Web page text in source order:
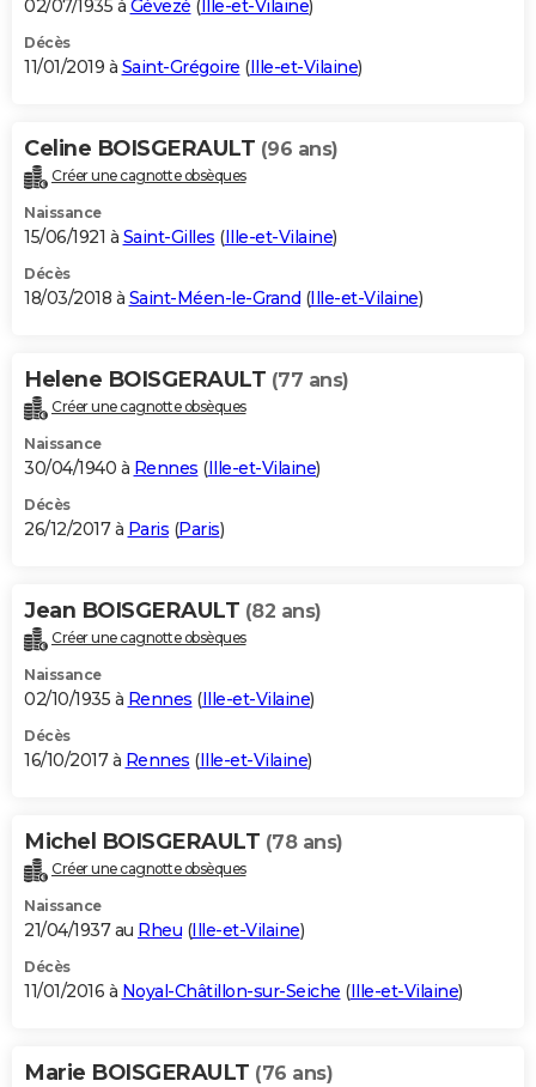
02/07/1935 à Gévezé ( Ille-et-Vilaine)
Décès
11/01/2019 à Saint-Grégoire (Ille-et-Vilaine)
Celine BOISGERAULT (96 ans)
Créer une cagnotte obsèques
Naissance
15/06/1921 à Saint-Gilles (Ille-et-Vilaine)
Décès
18/03/2018 à Saint-Méen-le-Grand (Ille-et-Vilaine)
Helene BOISGERAULT (77 ans)
Créer une cagnotte obsèques
Naissance
30/04/1940 à Rennes (Ille-et-Vilaine)
Décès
26/12/2017 à Paris (Paris)
Jean BOISGERAULT (82 ans)
Créer une cagnotte obsèques
Naissance
02/10/1935 à Rennes (Ille-et-Vilaine)
Décès
16/10/2017 à Rennes (Ille-et-Vilaine)
Michel BOISGERAULT (78 ans)
Créer une cagnotte obsèques
Naissance
21/04/1937 au Rheu (Ille-et-Vilaine)
Décès
11/01/2016 à Noyal-Châtillon-sur-Seiche (Ille-et-Vilaine)
Marie BOISGERAULT (76 ans)